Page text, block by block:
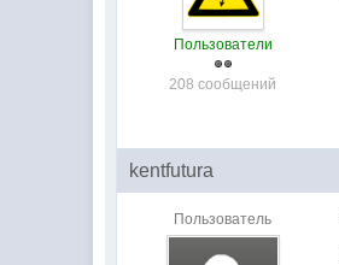
Пользователи
208 сообщений
kentfutura
Пользователь